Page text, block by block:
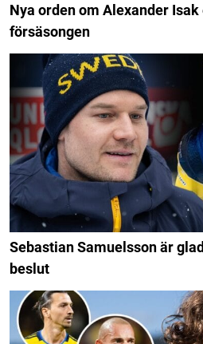
Nya orden om Alexander
försäsongen
Sebastian Samuelsson är
beslut